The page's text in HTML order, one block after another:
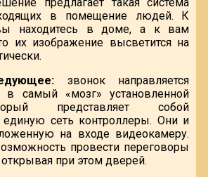
в помещение людей. К
находитесь в доме, а к вам
их изображение высветится на
звонок направляется
в самый «мозг» установленной
представляет собой
сеть контроллеры. Они и
на входе видеокамеру.
провести переговоры
при этом дверей.